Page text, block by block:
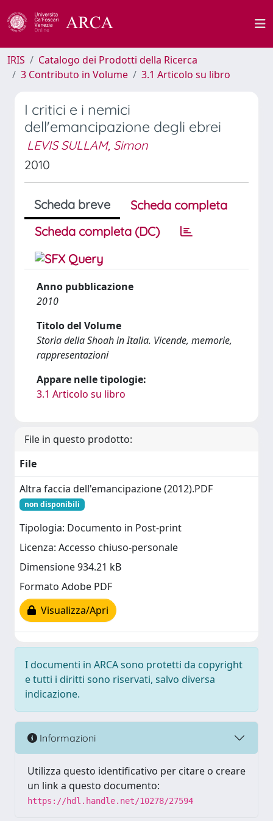
IRIS
Catalogo dei Prodotti della Ricerca
3 Contributo in Volume
3.1 Articolo su libro
I critici e i nemici
dell'emancipazione degli ebrei
LEVIS SULLAM, Simon
2010
Scheda breve
Scheda completa
Scheda completa (DC)
Anno pubblicazione
2010
Titolo del Volume
Storia della Shoah in Italia. Vicende, memorie,
rappresentazioni
Appare nelle tipologie:
3.1 Articolo su libro
File in questo prodotto:
File
Altra faccia dell'emancipazione (2012).PDF
non disponibili
Tipologia: Documento in Post-print
Licenza: Accesso chiuso-personale
Dimensione 934.21 kB
Formato Adobe PDF
Visualizza/Apri
I documenti in ARCA sono protetti da copyright
e tutti i diritti sono riservati, salvo diversa
indicazione.
Informazioni
Utilizza questo identificativo per citare o creare
un link a questo documento:
https://hdl.handle.net/10278/27594